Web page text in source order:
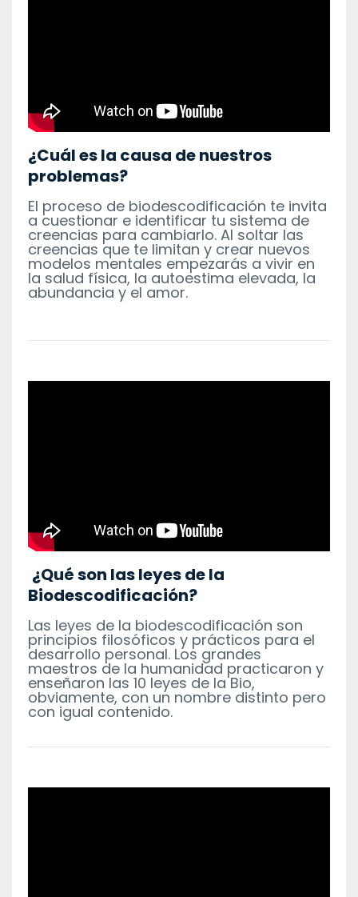
¿Cuál es la causa de nuestros
problemas?
El proceso de biodescodificación te invita
a cuestionar e identificar tu sistema de
creencias para cambiarlo. Al soltar las
creencias que te limitan y crear nuevos
modelos mentales empezarás a vivir en
la salud física, la autoestima elevada, la
abundancia y el amor.
¿Qué son las leyes de la
Biodescodificación?
Las leyes de la biodescodificación son
principios filosóficos y prácticos para el
desarrollo personal. Los grandes
maestros de la humanidad practicaron y
enseñaron las 10 leyes de la Bio,
obviamente, con un nombre distinto pero
con igual contenido.